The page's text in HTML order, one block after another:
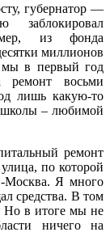
губернатор —
из фонда
миллионов
мы в первый год
ремонт восьми
лишь какую-то
– любимой
ремонт
по которой
Москва. Я много
средства. В том
Но в итоге мы не
ничего на